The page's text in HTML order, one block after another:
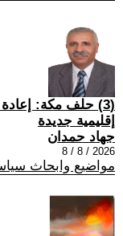
(3) حلف مكة: إعادة
إقليمية جديدة
جهاد حمدان
2026 / 8 / 8
مواضيع وابحاث